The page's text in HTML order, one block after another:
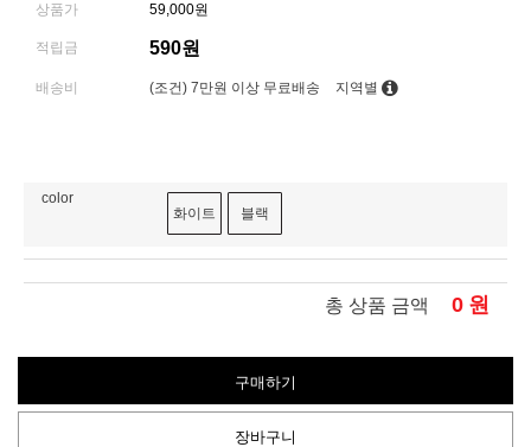
상품가 59,000원
적립금 590원
배송비 (조건) 7만원 이상 무료배송 지역별
color
화이트
블랙
총 상품 금액 0 원
구매하기
장바구니